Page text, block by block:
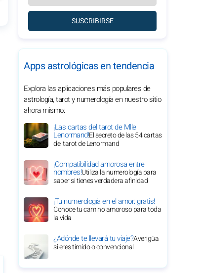
SUSCRIBIRSE
Apps astrológicas en tendencia
Explora las aplicaciones más populares de
astrología, tarot y numerología en nuestro sitio
ahora mismo:
¡Las cartas del tarot de Mlle
Lenormand!El secreto de las 54 cartas
del tarot de Lenormand
¡Compatibilidad amorosa entre
nombres!Utiliza la numerología para
saber si tienes verdadera afinidad
¡Tu numerología en el amor: gratis!
Conoce tu camino amoroso para toda
la vida
¿Adónde te llevará tu viaje?Averigüa
si eres tímido o convencional